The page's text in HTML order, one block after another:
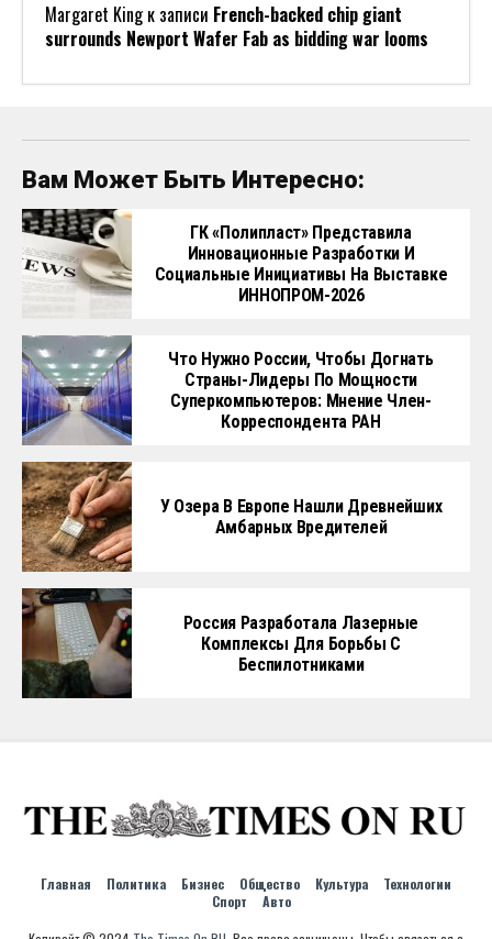
Margaret Kingк записи French-backed chip giant
surrounds Newport Wafer Fab as bidding war looms
Вам Может Быть Интересно:
ГК «Полипласт» Представила
Инновационные Разработки И
Социальные Инициативы На Выставке
ИННОПРОМ-2026
Что Нужно России, Чтобы Догнать
Страны-Лидеры По Мощности
Суперкомпьютеров: Мнение Член-
Корреспондента РАН
У Озера В Европе Нашли Древнейших
Амбарных Вредителей
Россия Разработала Лазерные
Комплексы Для Борьбы С
Беспилотниками
Главная Политика Бизнес Общество Культура
Технологии
Спорт
Авто